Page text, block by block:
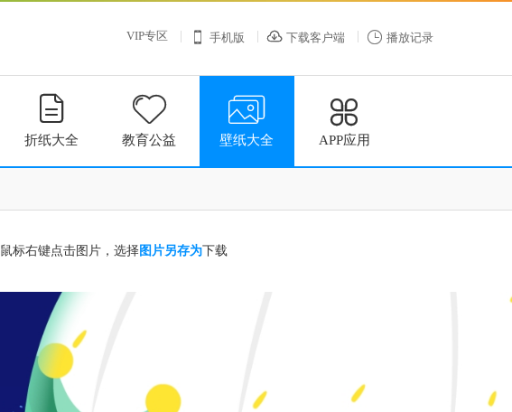
VIP专区  手机版  下载客户端  播放记录

折纸大全

教育公益

壁纸大全

APP应用
鼠标右键点击图片，选择图片另存为下载